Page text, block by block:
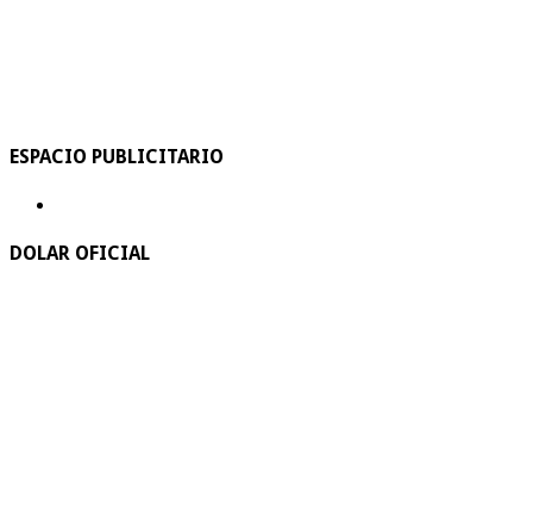
ESPACIO PUBLICITARIO
DOLAR OFICIAL